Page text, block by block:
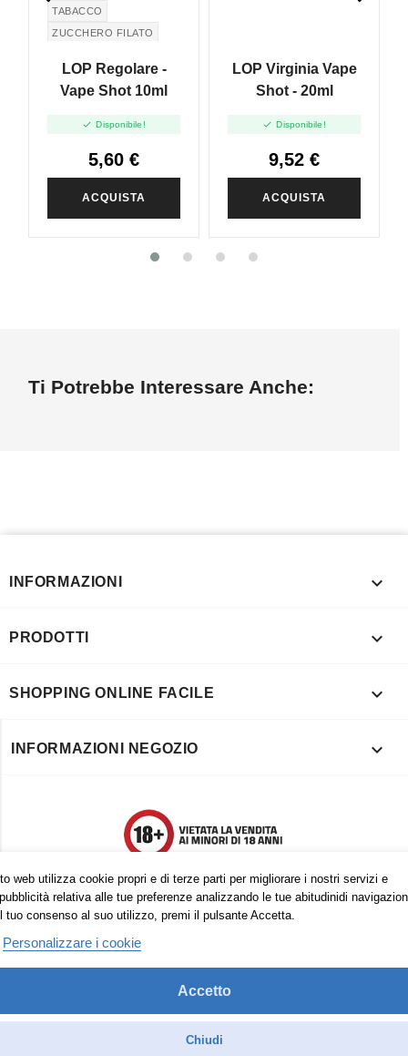
TABACCO
ZUCCHERO FILATO
LOP Regolare -
Vape Shot 10ml
 Disponibile!
5,60 €
ACQUISTA
LOP Virginia Vape
Shot - 20ml
 Disponibile!
9,52 €
ACQUISTA
Ti Potrebbe Interessare Anche:
web utilizza cookie propri e di terze parti per migliorare i nostri servizi e
relativa alle tue preferenze analizzando le tue abitudinidi
tuo consenso al suo utilizzo, premi il pulsante Accetta.
Personalizzare i cookie
Accetto
Chiudi
INFORMAZIONI 
PRODOTTI 
SHOPPING ONLINE FACILE 
INFORMAZIONI NEGOZIO 
Trovaci anche su: